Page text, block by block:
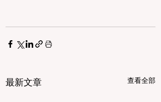
最新文章 查看全部